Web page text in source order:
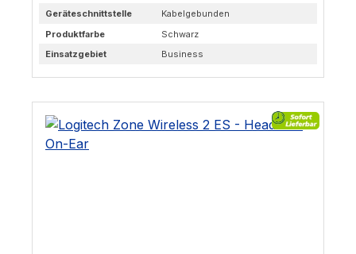
Geräteschnittstelle
Kabelgebunden
Produktfarbe
Schwarz
Einsatzgebiet
Business